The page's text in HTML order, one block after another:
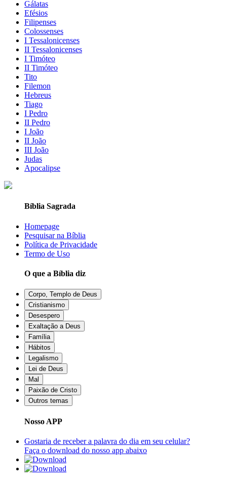
Gálatas
Efésios
Filipenses
Colossenses
I Tessalonicenses
II Tessalonicenses
I Timóteo
II Timóteo
Tito
Filemon
Hebreus
Tiago
I Pedro
II Pedro
I João
II João
III João
Judas
Apocalipse
Bíblia Sagrada
Homepage
Pesquisar na Bíblia
Política de Privacidade
Termo de Uso
O que a Bíblia diz
Corpo, Templo de Deus
Cristianismo
Desespero
Exaltação a Deus
Família
Hábitos
Legalismo
Lei de Deus
Mal
Paixão de Cristo
Outros temas
Nosso APP
Gostaria de receber a palavra do dia em seu celular?
Faça o download do nosso app abaixo